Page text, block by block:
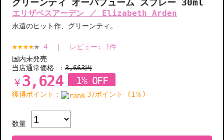
グリーンティ オーパフューム スプレー 30ml
エリザベスアーデン ／ Elizabeth Arden
永遠のヒット作、グリーンティ。
4 レビュー: 1件
国内未発売
当店通常価格 ：3,663円
￥ 3,624 1% OFF
獲得ポイント： 37ポイント (1％)
数量